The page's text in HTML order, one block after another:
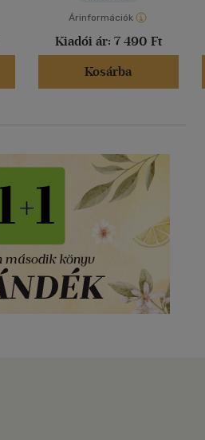
Árinformációk
Kiadói ár: 7 490 Ft
Kosárba